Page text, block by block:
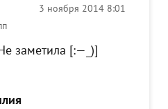
3 ноября 2014 8:01
заметила [:—_)]